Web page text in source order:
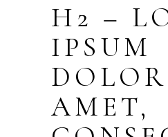
H2 –
IPSUM
AMET,